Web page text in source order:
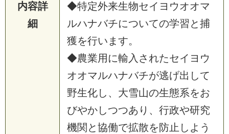
内容詳
細
◆特定外来生物セイ ヨ ウオオマ
ルハナバチについての学習 と捕
獲を行い ま す。
◆農業用 に輸 入 さ れたセイ ヨ ウ
オオマルハナバチが逃げ出 して
野生化し 、 大雪山の生態系をお
びやかしつつあ り 、 行政や研究
機関 と協働で拡散を防止 し よ う